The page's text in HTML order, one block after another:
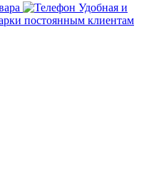
Удобная и
постоянным клиентам